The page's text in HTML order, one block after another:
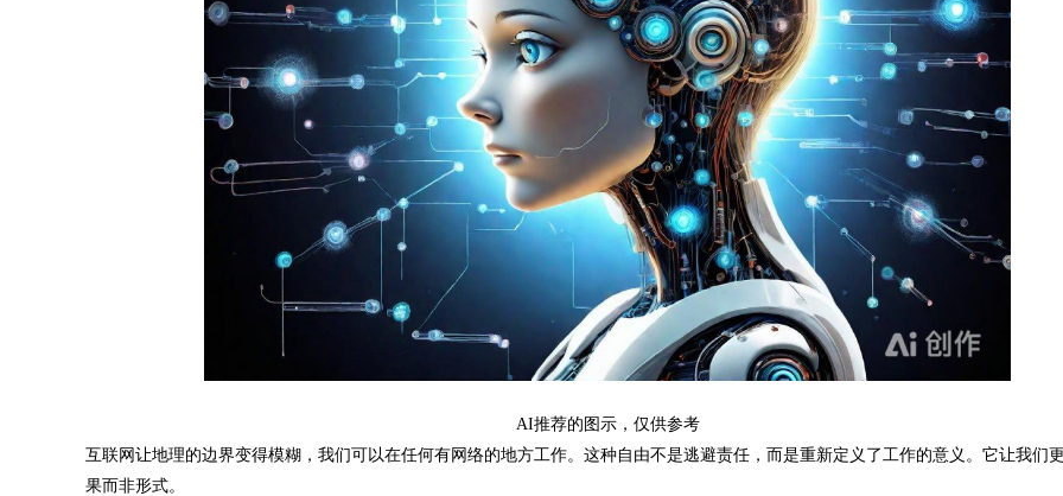
AI推荐的图示，仅供参考
互联网让地理的边界变得模糊，我们可以在任何有网络的地方工作。这种自由不是逃避责任，而是重新定义了工作的意义。它让我们
果而非形式。